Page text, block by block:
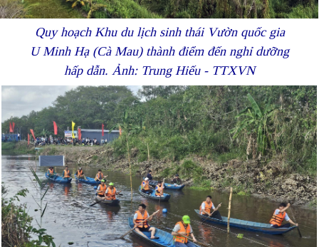
Quy hoạch Khu du lịch sinh thái Vườn quốc gia
U Minh Hạ (Cà Mau) thành điểm đến nghỉ dưỡng
hấp dẫn. Ảnh: Trung Hiếu - TTXVN